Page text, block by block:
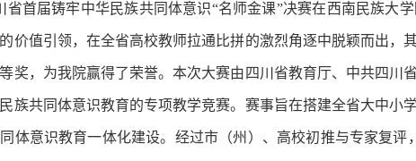
省首届铸牢中华民族共同体意识“名师金课”决赛在西南民族大
价值引领，在全省高校教师拉通比拼的激烈角逐中脱颖而出
奖，为我院赢得了荣誉。本次大赛由四川省教育厅、中共四
族共同体意识教育的专项教学竞赛。赛事旨在搭建全省大中小
体意识教育一体化建设。经过市（州）、高校初推与专家复